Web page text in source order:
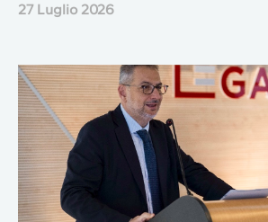
27 Luglio 2026